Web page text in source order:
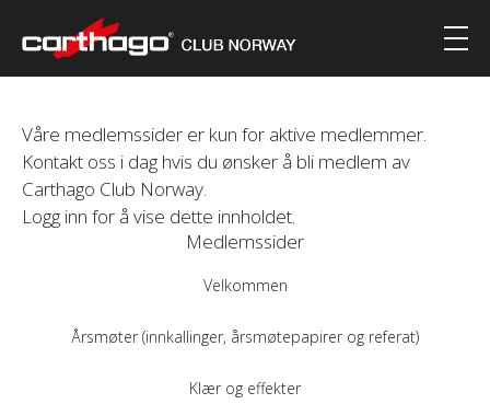
Våre medlemssider er kun for aktive medlemmer.
Kontakt oss i dag hvis du ønsker å bli medlem av
Carthago Club Norway.
Logg inn for å vise dette innholdet.
Medlemssider
Velkommen
Årsmøter (innkallinger, årsmøtepapirer og referat)
Klær og effekter